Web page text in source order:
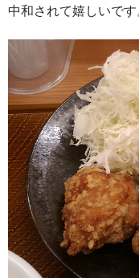
中和されて嬉しいです